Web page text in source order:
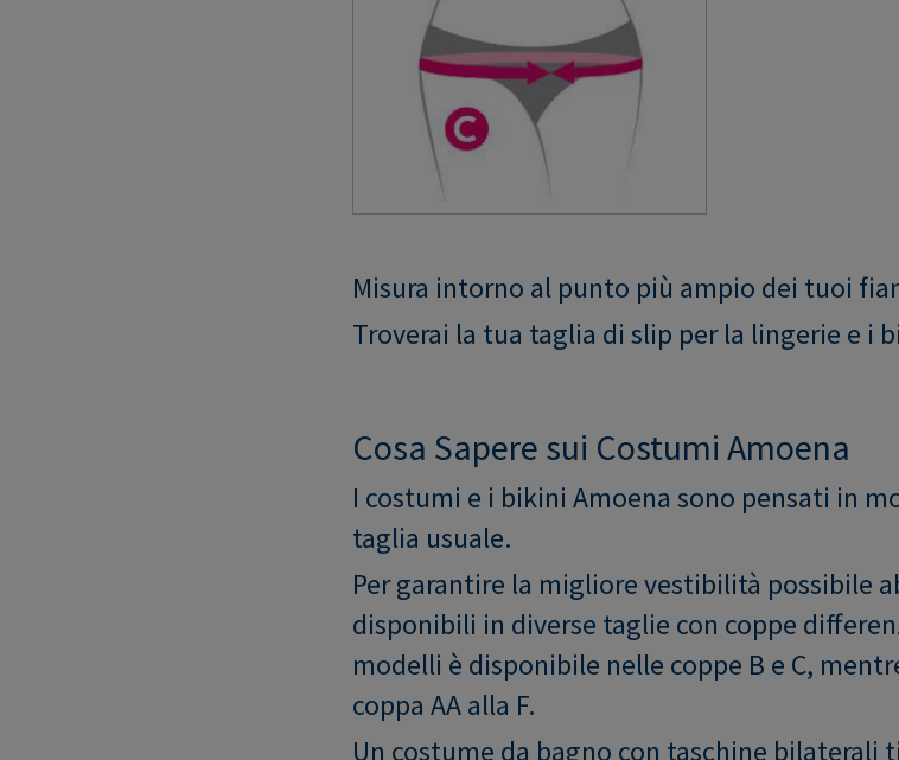
Misura intorno al punto più ampio dei tuoi
Troverai la tua taglia di slip per la lingerie e i
Cosa Sapere sui Costumi Amoena
I costumi e i bikini Amoena sono pensati in
taglia usuale.
Per garantire la migliore vestibilità possibile
disponibili in diverse taglie con coppe
modelli è disponibile nelle coppe B e C,
coppa AA alla F.
Un costume da bagno con taschine